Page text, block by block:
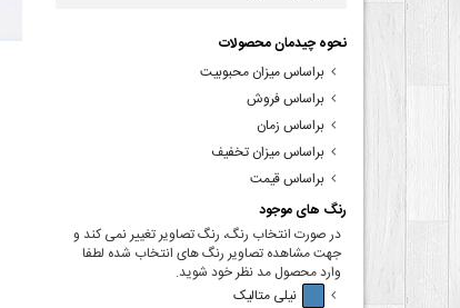
نحوه چیدمان محصولات
براساس میزان محبوبیت
براساس فروش
براساس زمان
براساس میزان تخفیف
براساس قیمت
رنگ های موجود
در صورت انتخاب رنگ، رنگ تصاویر تغییر نمی کند و
جهت مشاهده تصاویر رنگ های انتخاب شده لطفا
وارد محصول مد نظر خود شوید.
نیلی متالیک